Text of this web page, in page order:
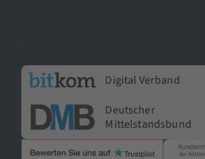
Digital Verband
Deutscher
Mittelstandsbund